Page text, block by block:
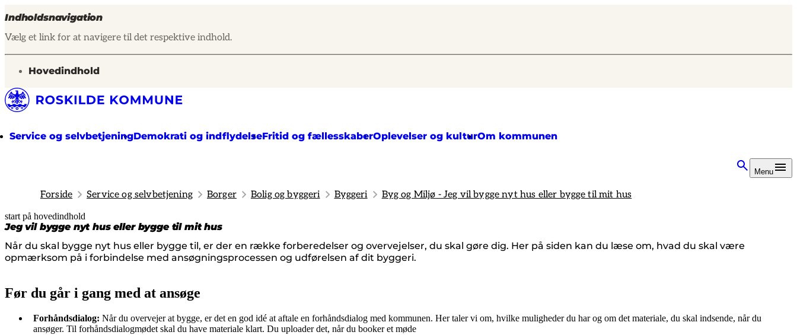
Indholdsnavigation
Vælg et link for at navigere til det respektive indhold.
gå til
Hovedindhold
Service og selvbetjeningDemokrati og indflydelseFritid og fællesskaberOplevelser og kulturOm kommunen
Menu
Forside Service og selvbetjening Borger Bolig og byggeri Byggeri Byg og Miljø - Jeg vil bygge nyt hus eller bygge til mit hus
start på hovedindhold
Jeg vil bygge nyt hus eller bygge til mit hus
Når du skal bygge nyt hus eller bygge til, er der en række forberedelser og overvejelser, du skal gøre dig. Her på siden kan du læse om, hvad du skal være
opmærksom på i forbindelse med ansøgningsprocessen og udførelsen af dit byggeri.
senest opdateret 26. maj 2026
Før du går i gang med at ansøge
Forhåndsdialog: Når du overvejer at bygge, er det en god idé at aftale en forhåndsdialog med kommunen. Her taler vi om, hvilke muligheder du har og om det materiale, du skal indsende, når du
ansøger. Til forhåndsdialogmødet skal du have materiale klart. Du uploader det, når du booker et møde